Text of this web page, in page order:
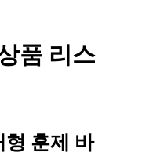
품 리스
훈제 바